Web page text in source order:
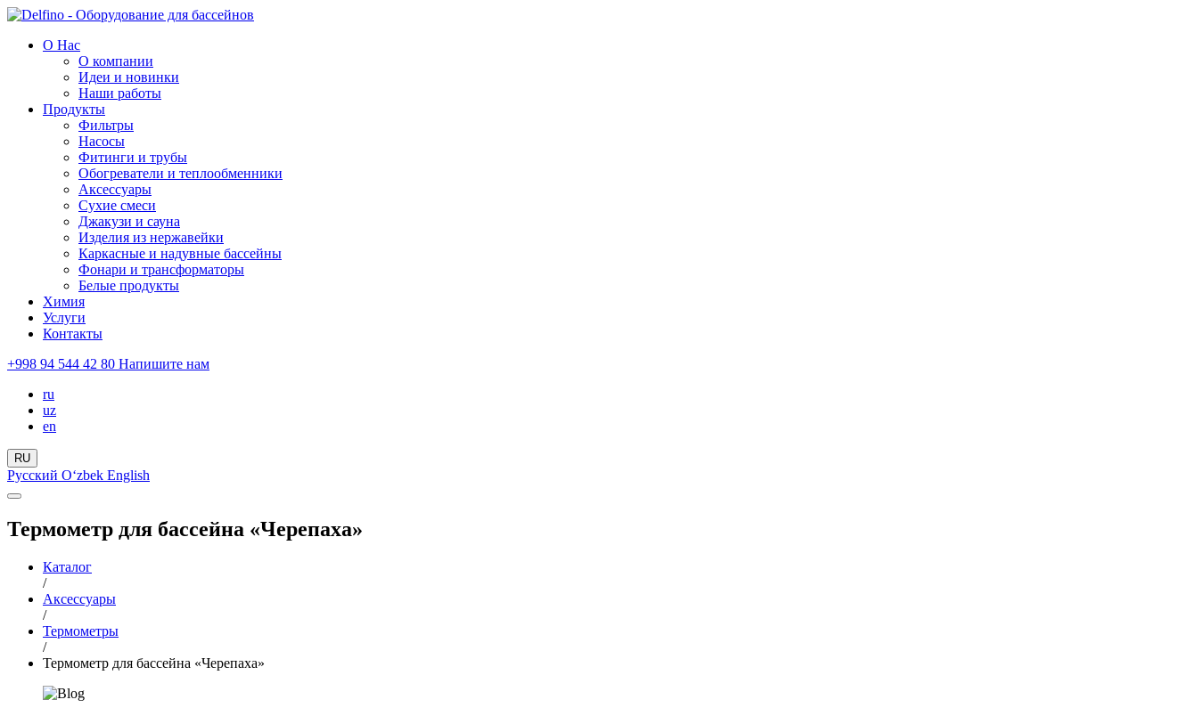
О Нас
О компании
Идеи и новинки
Наши работы
Продукты
Фильтры
Насосы
Фитинги и трубы
Обогреватели и теплообменники
Аксессуары
Сухие смеси
Джакузи и сауна
Изделия из нержавейки
Каркасные и надувные бассейны
Фонари и трансформаторы
Белые продукты
Химия
Услуги
Контакты
+998 94 544 42 80 Напишите нам
ru
uz
en
RU
Русский Oʻzbek English
Термометр для бассейна «Черепаха»
Каталог
/
Аксессуары
/
Термометры
/
Термометр для бассейна «Черепаха»